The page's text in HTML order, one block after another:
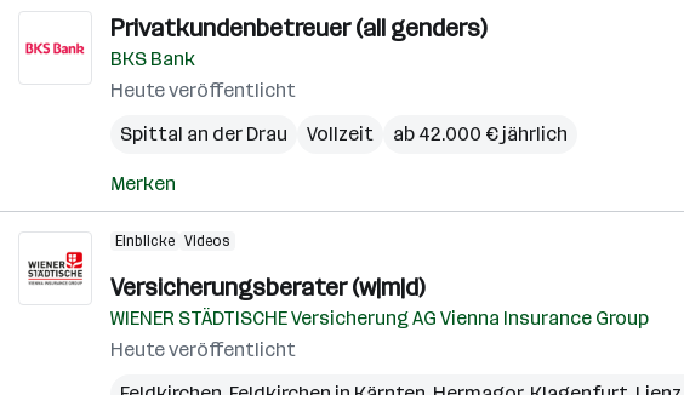
Privatkundenbetreuer (all genders)
BKS Bank
Heute veröffentlicht
Spittal an der Drau
Vollzeit ab 42.000 € jährlich
Merken
Einblicke Videos
Versicherungsberater (w|m|d)
WIENER STÄDTISCHE Versicherung AG Vienna Insurance Group
Heute veröffentlicht